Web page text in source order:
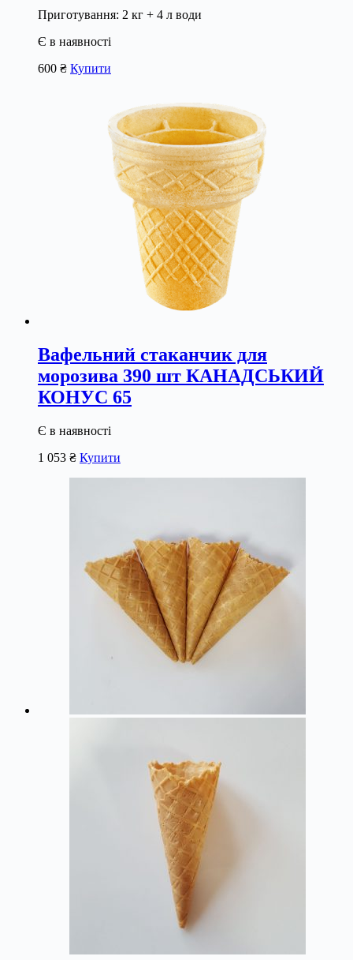
Приготування: 2 кг + 4 л води
Є в наявності
600 ₴ Купити
Вафельний стаканчик для
морозива 390 шт КАНАДСЬКИЙ
КОНУС 65
Є в наявності
1 053 ₴ Купити